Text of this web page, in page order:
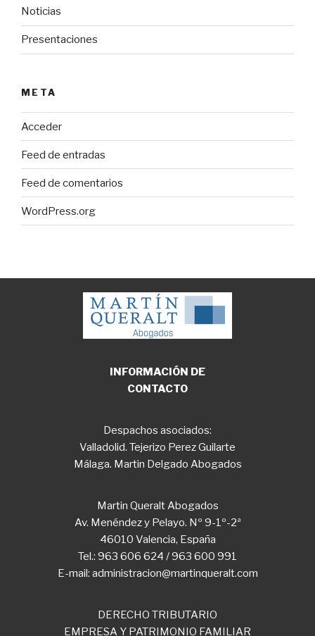
Noticias
Presentaciones
META
Acceder
Feed de entradas
Feed de comentarios
WordPress.org
INFORMACIÓN DE
CONTACTO
Despachos asociados:
Valladolid. Tejerizo Perez Guilarte
Málaga. Martin Delgado Abogados
Martin Queralt Abogados
Av. Menéndez y Pelayo. Nº 9-1º-2ª
46010 Valencia, España
Tel.: 963 606 624 / 963 600 991
E-mail: administracion@martinqueralt.com
DERECHO TRIBUTARIO
EMPRESA Y PATRIMONIO FAMILIAR